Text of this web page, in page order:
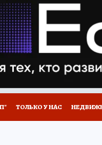
КОЛЛЕКЦИИ
НА САЙТЕ
ТОЛЬКО У НАС